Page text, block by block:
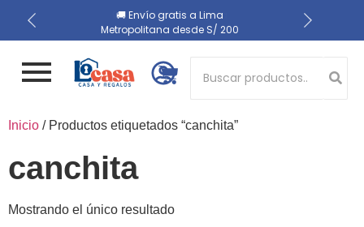
🚚 Envío gratis a Lima
Metropolitana desde S/ 200
🔒 Compra 100% segura
📍 Recojo en almacén el
mismo día
Button 1
Button 2
Inicio / Productos etiquetados “canchita”
canchita
Mostrando el único resultado